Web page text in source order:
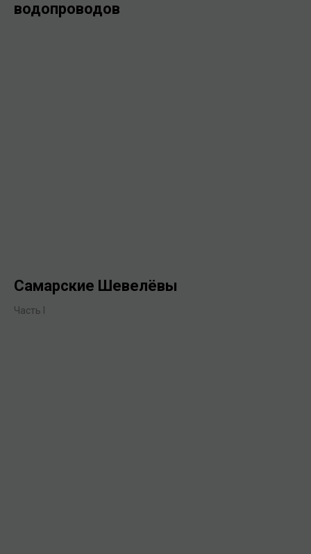
водопроводов
Самарские Шевелёвы
Часть I